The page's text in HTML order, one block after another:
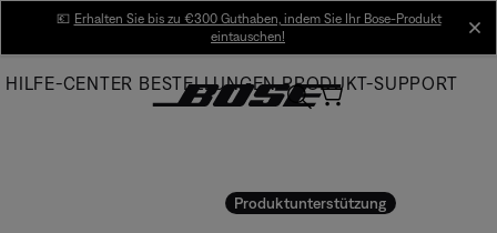
Main
💶 Erhalten Sie bis zu €300 Guthaben, indem Sie Ihr Bose-Produkt
eintauschen!
HILFE-CENTER BESTELLUNGEN PRODUKT-SUPPORT
Produktunterstützung